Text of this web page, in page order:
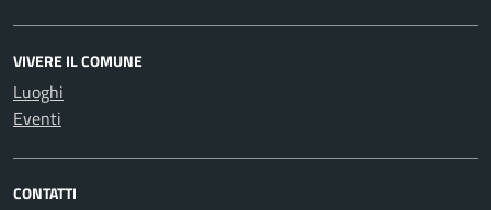
VIVERE IL COMUNE
Luoghi
Eventi
CONTATTI